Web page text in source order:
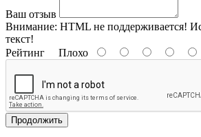
Ваш отзыв
Внимание: HTML не поддерживается!
текст!
Рейтинг Плохо
Продолжить